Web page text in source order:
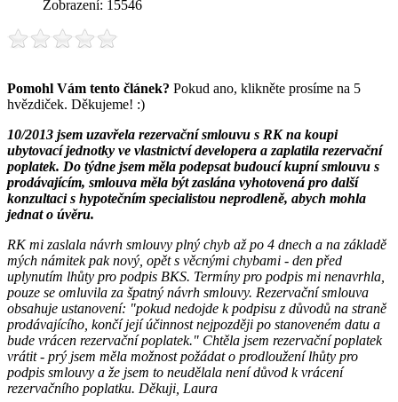
Zobrazení: 15546
Pomohl Vám tento článek? Pokud ano, klikněte prosíme na 5
hvězdiček. Děkujeme! :)
10/2013 jsem uzavřela rezervační smlouvu s RK na koupi
ubytovací jednotky ve vlastnictví developera a zaplatila rezervační
poplatek. Do týdne jsem měla podepsat budoucí kupní smlouvu s
prodávajícím, smlouva měla být zaslána vyhotovená pro další
konzultaci s hypotečním specialistou neprodleně, abych mohla
jednat o úvěru.
RK mi zaslala návrh smlouvy plný chyb až po 4 dnech a na základě
mých námitek pak nový, opět s věcnými chybami - den před
uplynutím lhůty pro podpis BKS. Termíny pro podpis mi nenavrhla,
pouze se omluvila za špatný návrh smlouvy. Rezervační smlouva
obsahuje ustanovení: "pokud nedojde k podpisu z důvodů na straně
prodávajícího, končí její účinnost nejpozději po stanoveném datu a
bude vrácen rezervační poplatek." Chtěla jsem rezervační poplatek
vrátit - prý jsem měla možnost požádat o prodloužení lhůty pro
podpis smlouvy a že jsem to neudělala není důvod k vrácení
rezervačního poplatku. Děkuji, Laura